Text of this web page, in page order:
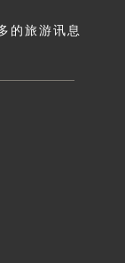
的旅游讯息